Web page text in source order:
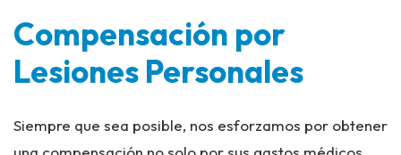
Compensación por
Lesiones Personales
Siempre que sea posible, nos esforzamos por obtener